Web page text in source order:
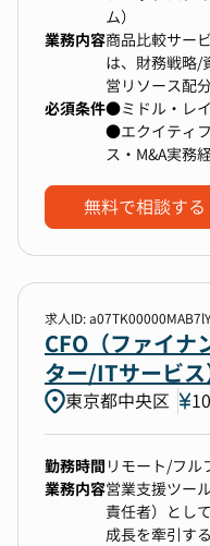
るなど、
これから更な
り、実際に海
おります。
今後のミドル
わっていただ
また、社内に
ります。
ム）
業務内容商品比較サー
は、財務戦略/
営リソース配
企業価値最大
経営管理を担
ークホルダー
●経営戦略に
務/コンプライ
括
●管理部門の
●予算/中期経
●IR、親会社他
必須条件●ミドル・レ
●エクイティ
ス・M&A実務
無料で相談する
求人ID:
CFO（ファイナ
ター/ITサービ
東京都中央区
勤務時間 リモート/フル
業務内容営業支援ツー
責任者）とし
成長を牽引す